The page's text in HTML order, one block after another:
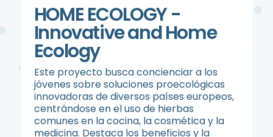
HOME ECOLOGY -
Innovative and Home
Ecology
Este proyecto busca concienciar a los
jóvenes sobre soluciones proecológicas
innovadoras de diversos países europeos,
centrándose en el uso de hierbas
comunes en la cocina, la cosmética y la
medicina. Destaca los beneficios y la